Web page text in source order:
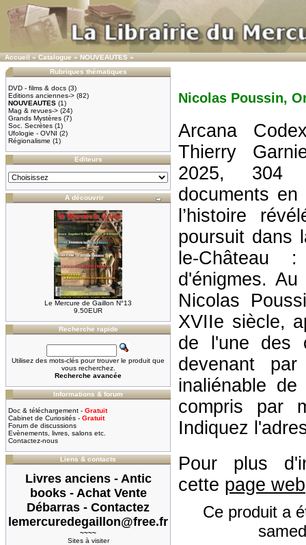
Accueil»Catalogue»NOUVEAUTES»
Rubriques thématiques
DVD - films & docs (3)
Editions anciennes-> (82)
NOUVEAUTES (1)
Mag & revues-> (24)
Grands Mystères (7)
Soc. Secrètes (1)
Ufologie - OVNI (2)
Régionalisme (1)
Editeurs
A découvrir
Le Mercure de Gaillon N°13
9.50EUR
Recherche rapide
Utilisez des mots-clés pour trouver le produit que
vous recherchez.
Recherche avancée
Informations & forum
Doc & téléchargement - Gratuit
Cabinet de Curiosités - Gratuit
Forum de discussions
Evènements, livres, salons etc.
Contactez-nous
Liens & contacts
Livres anciens - Antic
books - Achat Vente
Débarras - Contactez
lemercuredegaillon@free.fr
~~~~
Sites à visiter
Nicolas Poussin,
Arcana
Thierry
2025, 304
documents en
l’histoire
poursuit dans
le-
d'énigmes.
Nicolas
XVIIe siècle,
de l'une des
devenant
inaliénable
compris par
Indiquez
Pour plus
cette page web
Ce produit a